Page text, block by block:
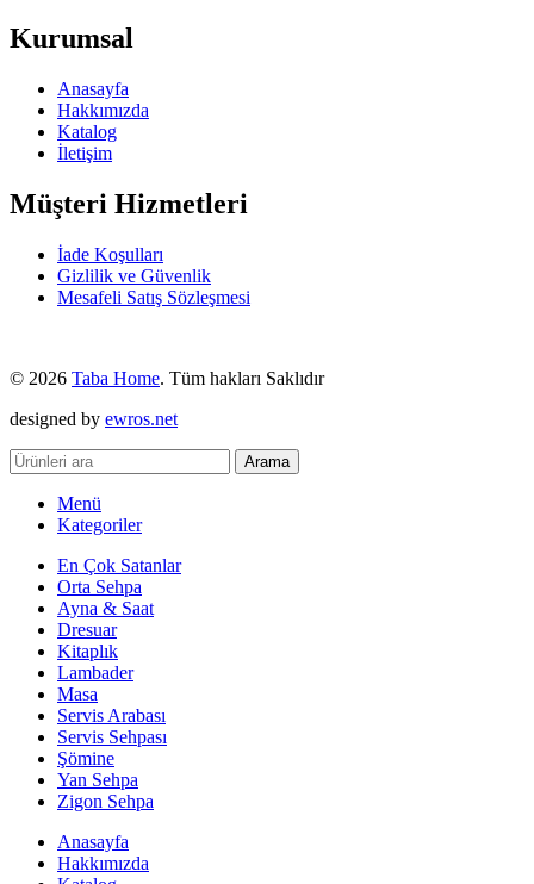
Kurumsal
Anasayfa
Hakkımızda
Katalog
İletişim
Müşteri Hizmetleri
İade Koşulları
Gizlilik ve Güvenlik
Mesafeli Satış Sözleşmesi
© 2026 Taba Home. Tüm hakları Saklıdır
designed by ewros.net
Arama
Menü
Kategoriler
En Çok Satanlar
Orta Sehpa
Ayna & Saat
Dresuar
Kitaplık
Lambader
Masa
Servis Arabası
Servis Sehpası
Şömine
Yan Sehpa
Zigon Sehpa
Anasayfa
Hakkımızda